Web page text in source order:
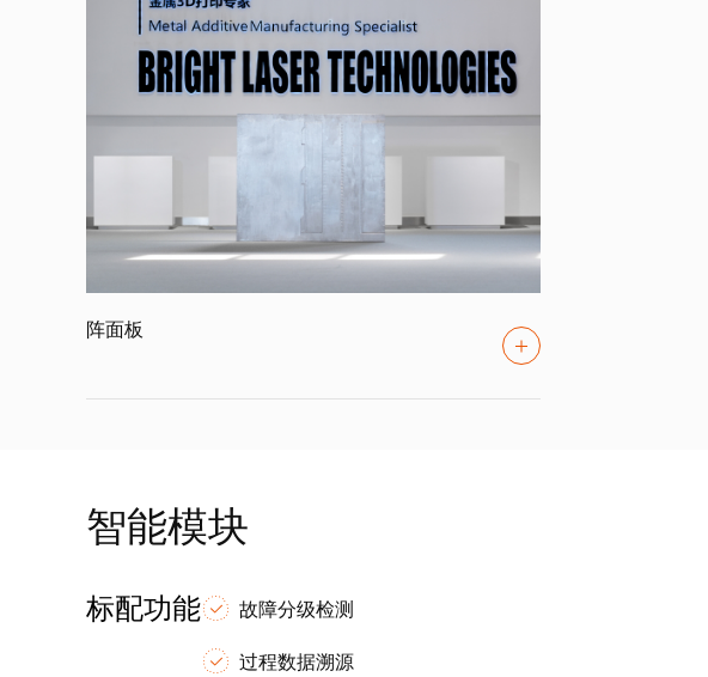
阵面板
智能模块
标配功能
故障分级检测
过程数据溯源